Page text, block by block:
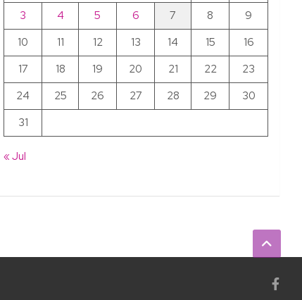
3
4 5 6 7 8
9
10
11 12 13 14 15
16
17
18 19 20 21 22
23
24
25 26 27 28 29
30
31
« Jul